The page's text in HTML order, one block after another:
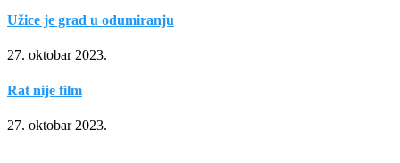
Užice je grad u odumiranju
27. oktobar 2023.
Rat nije film
27. oktobar 2023.